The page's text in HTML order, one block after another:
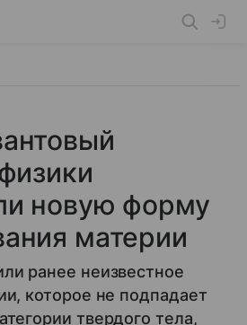
новую форму
материи
ранее неизвестное
которое не подпадает
твердого тела,